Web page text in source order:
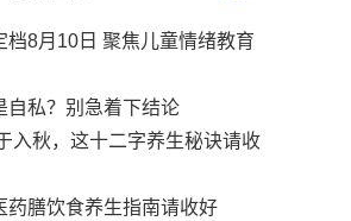
档8月10日 聚焦儿童情绪教育
自私？别急着下结论
入秋，这十二字养生秘诀请收
药膳饮食养生指南请收好